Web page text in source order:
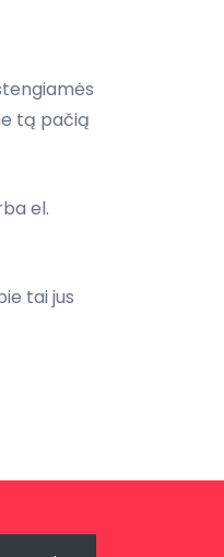
tą pačią
el.
tai jus